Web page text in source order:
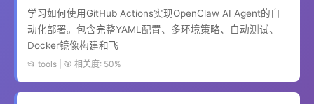
学习如何使用GitHub Actions实现OpenClaw AI Agent的自
动化部署。包含完整YAML配置、多环境策略、自动测试、
Docker镜像构建和飞
📂 tools | 🎯 相关度: 50%